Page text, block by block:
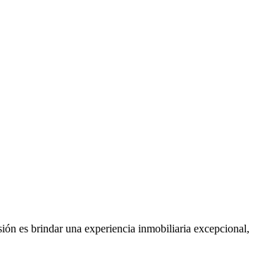
es brindar una experiencia inmobiliaria excepcional,